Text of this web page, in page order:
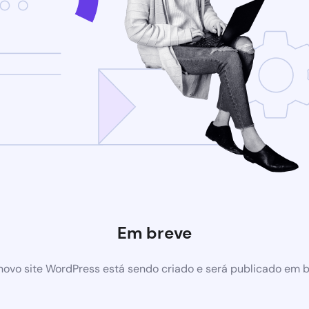
Em breve
site WordPress está sendo criado e será publicado em